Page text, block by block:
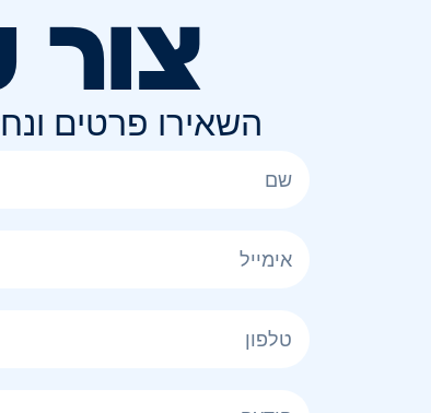
השאירו פרטים